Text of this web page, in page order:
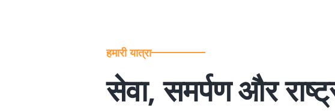
हमारी यात्रा
सेवा, समर्पण और